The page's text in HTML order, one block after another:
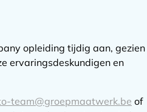
opleiding tijdig aan, gezien
ervaringsdeskundigen en
team@groepmaatwerk.be of